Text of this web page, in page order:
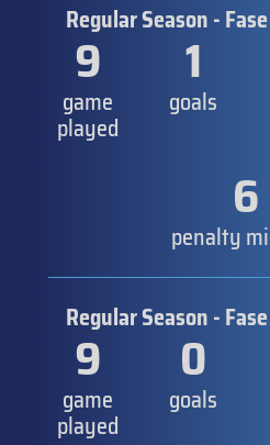
Regular Season - Fase
9
game
played
1
goals
6
penalty
Regular Season -
9
game
played
0
goals